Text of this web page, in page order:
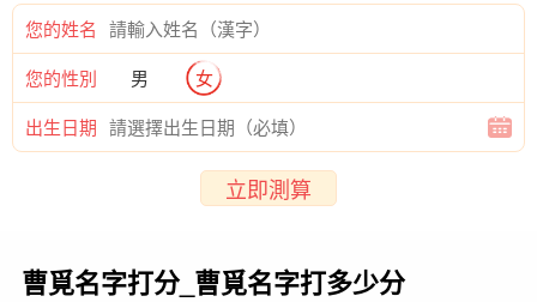
您的姓名
您的性別 男 女
出生日期
立即測算
曹覓名字打分_曹覓名字打多少分